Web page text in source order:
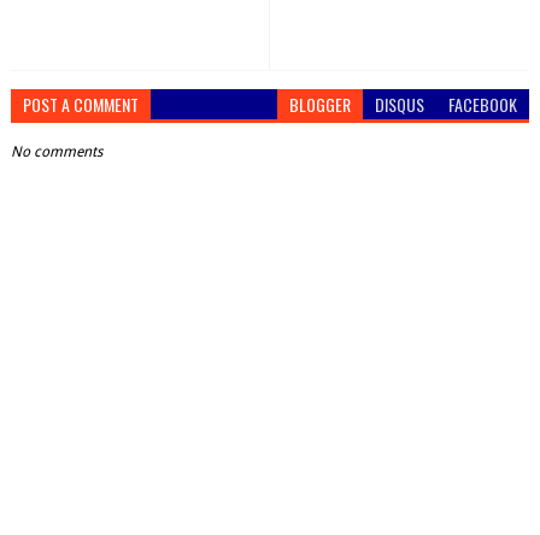
POST A COMMENT BLOGGER DISQUS FACEBOOK
No comments